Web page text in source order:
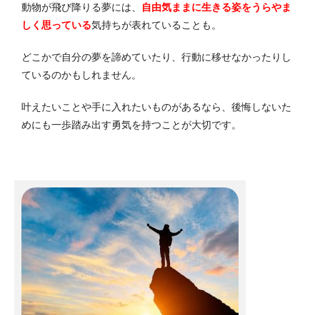
動物が飛び降りる夢には、
自由気ままに生きる姿をうらやま
しく思っている気持ちが表れていることも。
どこかで自分の夢を諦めていたり、行動に移せなかったりし
ているのかもしれません。
叶えたいことや手に入れたいものがあるなら、後悔しないた
めにも一歩踏み出す勇気を持つことが大切です。